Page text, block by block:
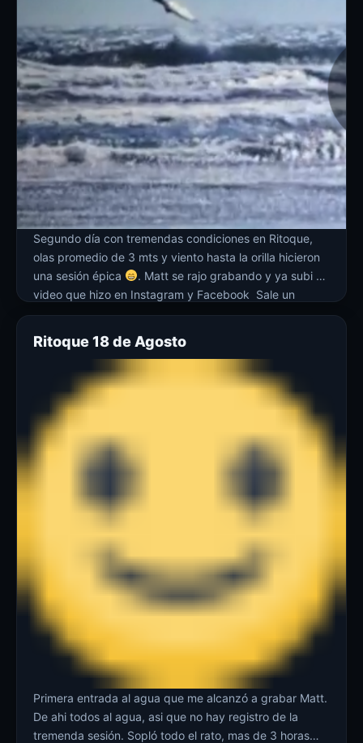
Segundo día con tremendas condiciones en Ritoque,
olas promedio de 3 mts y viento hasta la orilla hicieron
una sesión épica
. Matt se rajo grabando y ya subi un
video que hizo en Instagram y Facebook Sale un
backporrazoloop que me rompió la guincha del arnes y
Ritoque 18 de Agosto
Primera entrada al agua que me alcanzó a grabar Matt.
De ahi todos al agua, asi que no hay registro de la
tremenda sesión. Sopló todo el rato, mas de 3 horas